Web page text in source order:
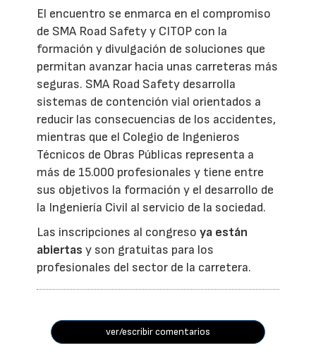
El encuentro se enmarca en el compromiso
de SMA Road Safety y CITOP con la
formación y divulgación de soluciones que
permitan avanzar hacia unas carreteras más
seguras. SMA Road Safety desarrolla
sistemas de contención vial orientados a
reducir las consecuencias de los accidentes,
mientras que el Colegio de Ingenieros
Técnicos de Obras Públicas representa a
más de 15.000 profesionales y tiene entre
sus objetivos la formación y el desarrollo de
la Ingeniería Civil al servicio de la sociedad.
Las inscripciones al congresoya están
abiertas y son gratuitas para los
profesionales del sector de la carretera.
ver/escribir comentarios